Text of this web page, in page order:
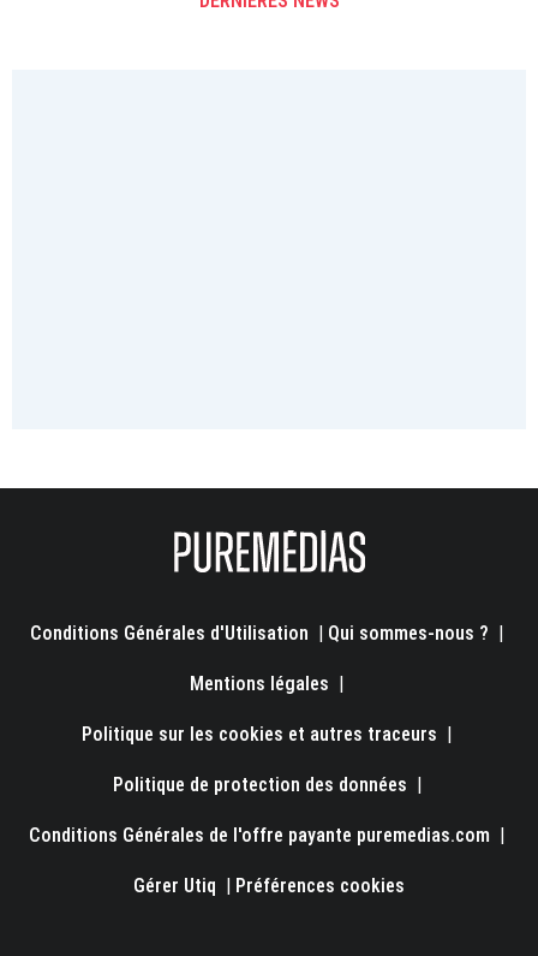
Conditions Générales d'Utilisation | Qui sommes-nous ? |
Mentions légales |
Politique sur les cookies et autres traceurs |
Politique de protection des données |
Conditions Générales de l'offre payante puremedias.com |
Gérer Utiq | Préférences cookies